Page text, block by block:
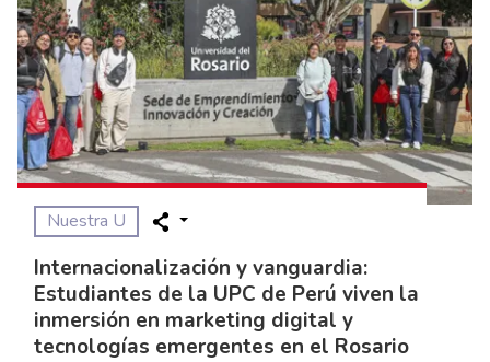
Nuestra U
Internacionalización y vanguardia:
Estudiantes de la UPC de Perú viven la
inmersión en marketing digital y
tecnologías emergentes en el Rosario